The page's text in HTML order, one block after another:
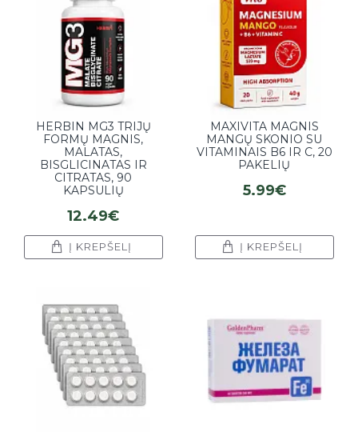
HERBIN MG3 TRIJŲ
FORMŲ MAGNIS,
MALATAS,
BISGLICINATAS IR
CITRATAS, 90
KAPSULIŲ
12.49€
Į KREPŠELĮ
MAXIVITA MAGNIS
MANGŲ SKONIO SU
VITAMINAIS B6 IR C, 20
PAKELIŲ
5.99€
Į KREPŠELĮ